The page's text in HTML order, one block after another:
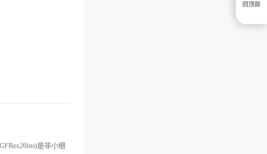
是非小细
回顶部